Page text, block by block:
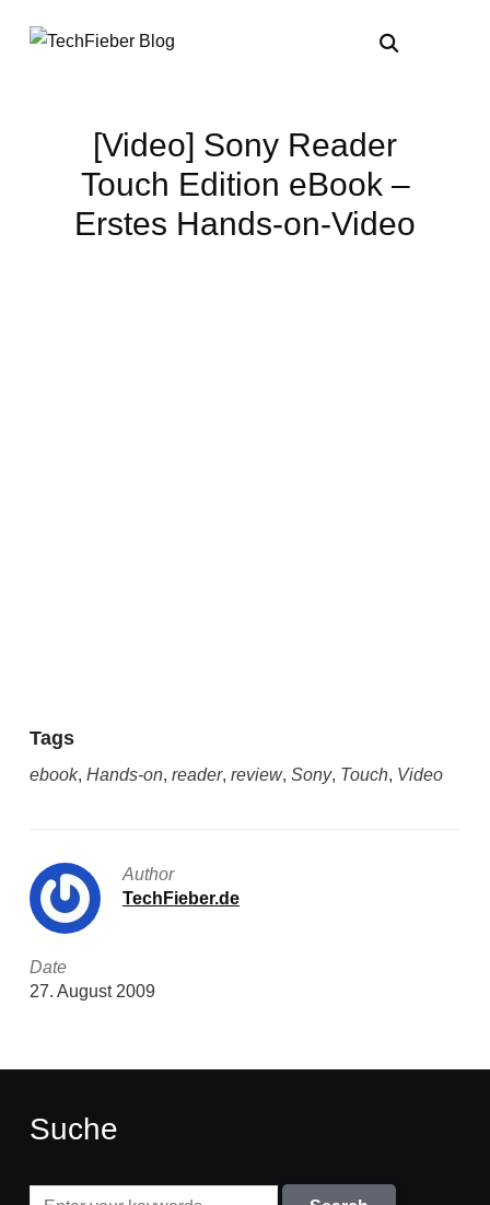
[Video] Sony Reader
Touch Edition eBook –
Erstes Hands-on-Video
Tags
ebook, Hands-on, reader, review, Sony, Touch, Video
Author
TechFieber.de
Date
27. August 2009
Suche